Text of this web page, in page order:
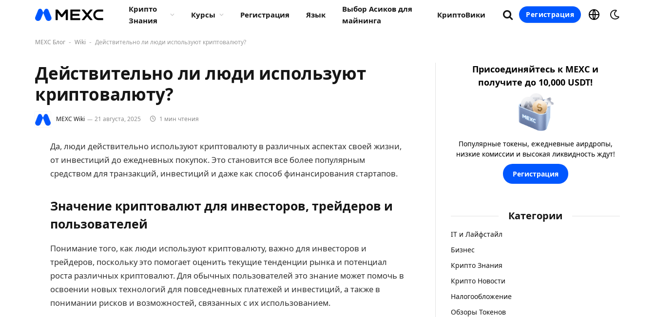
Крипто
Знания
Курсы Регистрация Язык
Выбор Асиков для
майнинга
КриптоВики Регистрация
MEXC Блог - Wiki - Действительно ли люди используют криптовалюту?
Действительно ли люди используют
криптовалюту?
MEXC Wiki 21 августа, 2025 1 мин чтения
Да, люди действительно используют криптовалюту в различных аспектах своей жизни,
от инвестиций до ежедневных покупок. Это становится все более популярным
средством для транзакций, инвестиций и даже как способ финансирования стартапов.
Значение криптовалют для инвесторов, трейдеров и
пользователей
Понимание того, как люди используют криптовалюту, важно для инвесторов и
трейдеров, поскольку это помогает оценить текущие тенденции рынка и потенциал
роста различных криптовалют. Для обычных пользователей это знание может помочь в
освоении новых технологий для повседневных платежей и инвестиций, а также в
понимании рисков и возможностей, связанных с их использованием.
Присоединяйтесь к MEXC и
получите до 10,000 USDT!
Популярные токены, ежедневные аирдропы,
низкие комиссии и высокая ликвидность ждут!
Регистрация
Категории
IT и Лайфстайл
Бизнес
Крипто Знания
Крипто Новости
Налогообложение
Обзоры Токенов